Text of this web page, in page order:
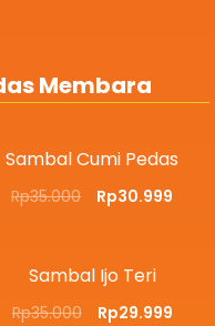
Membara
Sambal Cumi Pedas
Rp35.000 Rp30.999
Sambal Ijo Teri
Rp35.000 Rp29.999